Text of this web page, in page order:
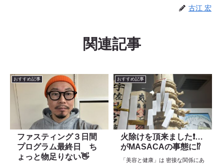
古江 宏
関連記事
おすすめ記事
ファスティング３日間
プログラム最終日 ち
ょっと物足りない👋
おすすめ記事
火除けを頂来ました❗️…
がMASACAの事態に⁉️
「美容と健康」は 密接な関係にあ